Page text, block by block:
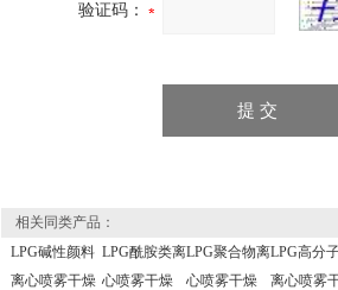
验证码：
相关同类产品：
LPG碱性颜料
离心喷雾干燥
LPG酰胺类离
心喷雾干燥
LPG聚合物离
心喷雾干燥
LPG高分
离心喷雾